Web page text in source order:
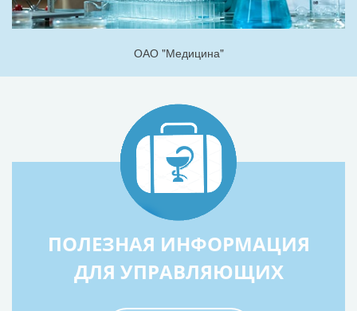
ОАО "Медицина"
ПОЛЕЗНАЯ ИНФОРМАЦИЯ
ДЛЯ УПРАВЛЯЮЩИХ